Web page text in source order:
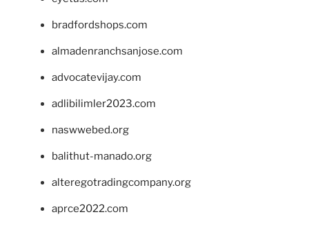
bradfordshops.com
almadenranchsanjose.com
advocatevijay.com
adlibilimler2023.com
naswwebed.org
balithut-manado.org
alteregotradingcompany.org
aprce2022.com